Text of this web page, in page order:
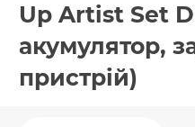
Up Artist Set
акумулятор,
пристрій)